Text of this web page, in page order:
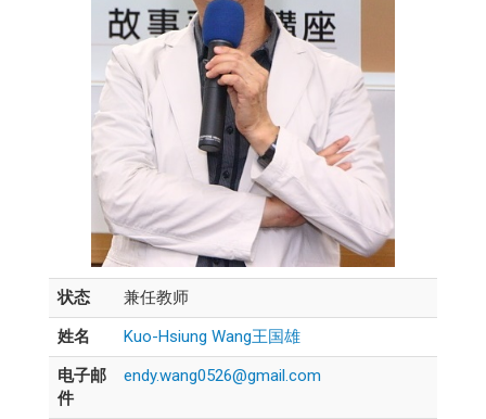
状态
兼任教师
姓名
Kuo-Hsiung Wang王国雄
电子邮
件
endy.wang0526@gmail.com